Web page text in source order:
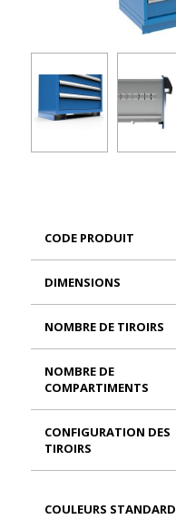
CODE PRODUIT
DIMENSIONS
NOMBRE DE TIROIRS
NOMBRE DE
COMPARTIMENTS
CONFIGURATION DES
TIROIRS
COULEURS STANDARD